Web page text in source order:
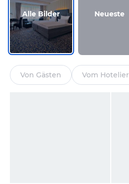
Alle Bilder Neueste
Von Gästen Vom Hotelier